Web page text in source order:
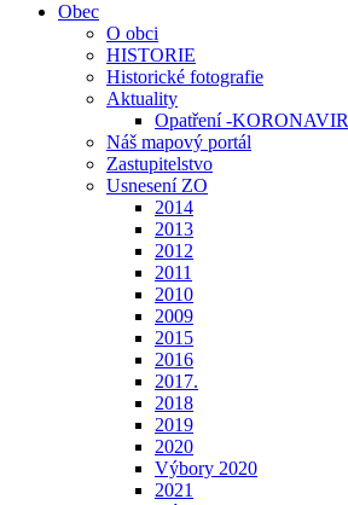
Obec
O obci
HISTORIE
Historické fotografie
Aktuality
Opatření -KORONAVIR
Náš mapový portál
Zastupitelstvo
Usnesení ZO
2014
2013
2012
2011
2010
2009
2015
2016
2017.
2018
2019
2020
Výbory 2020
2021